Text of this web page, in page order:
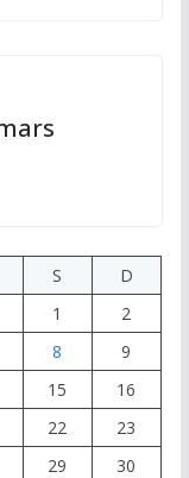
S
D
1
2
8
9
15
16
22
23
29 30